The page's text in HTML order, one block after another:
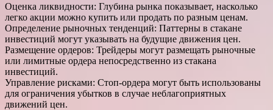
Оценка ликвидности: Глубина рынка показывает, насколько
легко акции можно купить или продать по разным ценам.
Определение рыночных тенденций: Паттерны в стакане
инвестиций могут указывать на будущие движения цен.
Размещение ордеров: Трейдеры могут размещать рыночные
или лимитные ордера непосредственно из стакана
инвестиций.
Управление рисками: Стоп-ордера могут быть использованы
для ограничения убытков в случае неблагоприятных
движений цен.